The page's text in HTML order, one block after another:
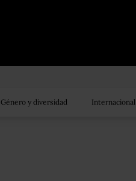
Género y diversidad Internacional